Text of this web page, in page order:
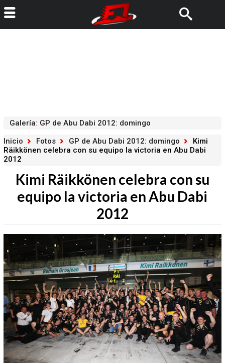
Galería: GP de Abu Dabi 2012: domingo
Inicio
Fotos GP de Abu Dabi 2012: domingo
Kimi
Räikkönen celebra con su equipo la victoria en Abu Dabi
2012
Kimi Räikkönen celebra con su
equipo la victoria en Abu Dabi
2012